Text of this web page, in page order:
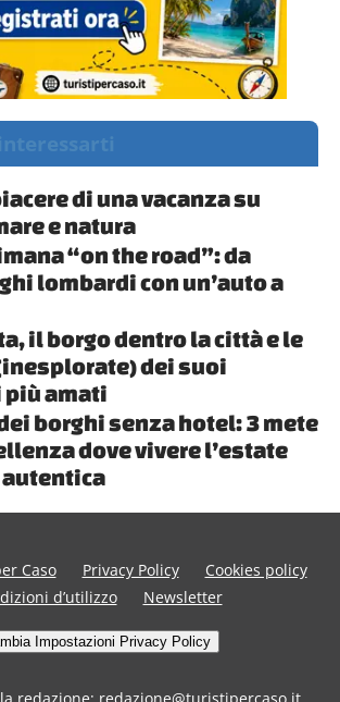
di una vacanza su
e natura
“on the road”: da
lombardi con un’auto a
il borgo dentro la città e le
dei suoi
amati
borghi senza hotel: 3 mete
dove vivere l’estate
Caso Privacy Policy
Cookies policy
d’utilizzo
Newsletter
Impostazioni Privacy Policy